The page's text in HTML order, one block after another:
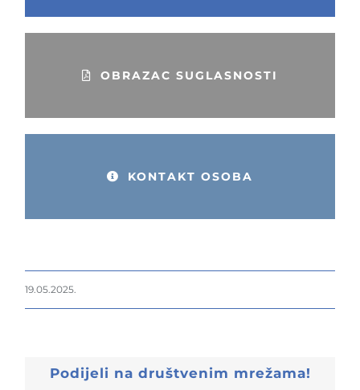
OBRAZAC SUGLASNOSTI
KONTAKT OSOBA
19.05.2025.
Podijeli na društvenim mrežama!